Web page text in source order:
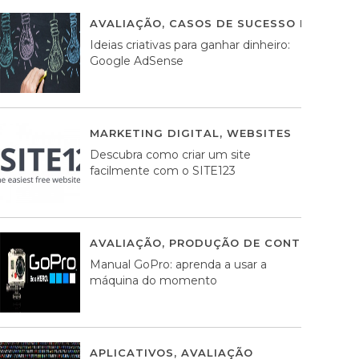
AVALIAÇÃO, CASOS DE SUCESSO DE
Ideias criativas para ganhar dinheiro:
Google AdSense
MARKETING DIGITAL, WEBSITES
Descubra como criar um site
facilmente com o SITE123
AVALIAÇÃO, PRODUÇÃO DE CONTEÚDOS
Manual GoPro: aprenda a usar a
máquina do momento
APLICATIVOS, AVALIAÇÃO